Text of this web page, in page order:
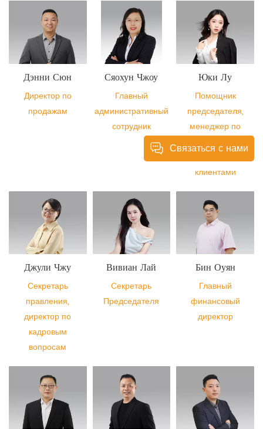
Дэнни Сюн
Директор по
продажам
Сяохун Чжоу
Главный
административный
сотрудник
Юки Лу
Помощник
председателя,
менеджер по
клиентами
Джули Чжу
Секретарь
правления,
директор по
кадровым
вопросам
Вивиан Лай
Секретарь
Председателя
Бин Оуян
Главный
финансовый
директор
Связаться с нами